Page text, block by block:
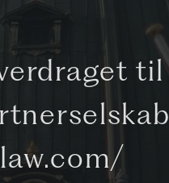
til